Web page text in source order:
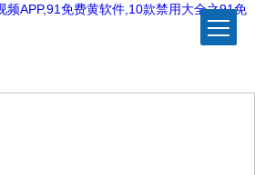
频APP,91免费黄软件,10款禁用大全之91免